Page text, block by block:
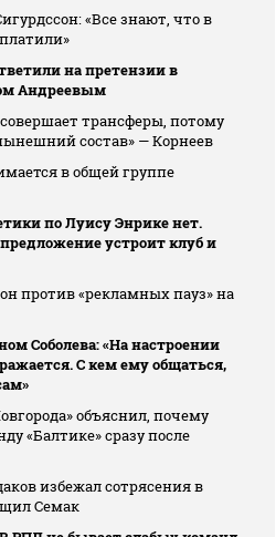
«Все знают, что в
на претензии в
Андреевым
трансферы, потому
состав» — Корнеев
в общей группе
по Луису Энрике нет.
устроит клуб и
против «рекламных пауз» на
Соболева: «На настроении
С кем ему общаться,
объяснил, почему
«Балтике» сразу после
избежал сотрясения в
Семак